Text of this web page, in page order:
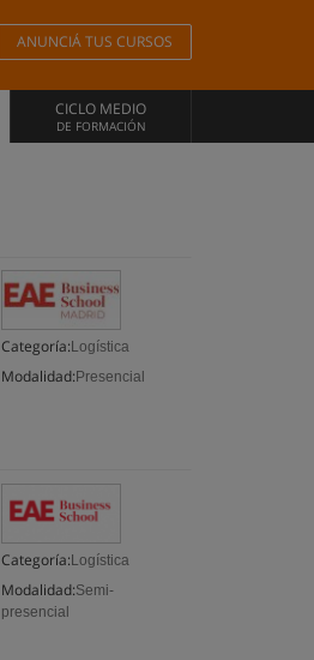
ANUNCIÁ TUS CURSOS
CICLO MEDIO
DE FORMACIÓN
Categoría: Logística
Modalidad: Presencial
Categoría: Logística
Modalidad:Semi-
presencial